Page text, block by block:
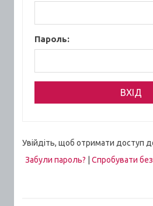
Пароль:
Увійдіть, щоб отримати доступ
Забули пароль?
Спробувати